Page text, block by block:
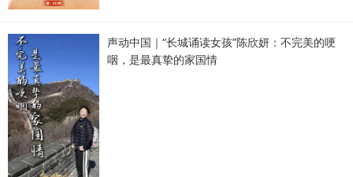
声动中国｜“长城诵读女孩”陈欣妍：不完美的哽
咽，是最真挚的家国情